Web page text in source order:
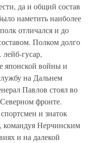
да и общий состав
наметить наиболее
отличался и до
Полком долго
гусар,
японской войны и
на Дальнем
Павлов стоял во
фронте.
и знаток
командуя Нерчинским
и на далекой